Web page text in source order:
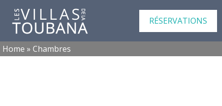
RÉSERVATIONS
Home » Chambres